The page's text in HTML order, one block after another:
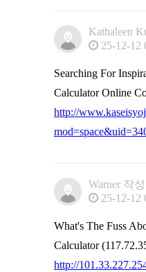
Kathaleen
25-12-12
Searching For
Calculator Online
http://
Warner 작
25-12-12
What's The Fuss
Calculator
http://